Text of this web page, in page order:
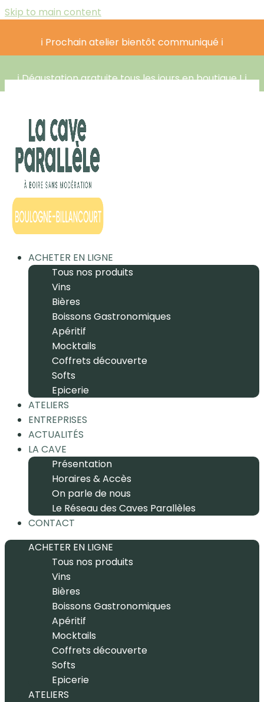
Skip to main content
ℹ️ Prochain atelier bientôt communiqué ℹ️
ℹ️ Dégustation gratuite tous les jours en boutique ! ℹ️
ACHETER EN LIGNE
Tous nos produits
Vins
Bières
Boissons Gastronomiques
Apéritif
Mocktails
Coffrets découverte
Softs
Epicerie
ATELIERS
ENTREPRISES
ACTUALITÉS
LA CAVE
Présentation
Horaires & Accès
On parle de nous
Le Réseau des Caves Parallèles
CONTACT
ACHETER EN LIGNE
Tous nos produits
Vins
Bières
Boissons Gastronomiques
Apéritif
Mocktails
Coffrets découverte
Softs
Epicerie
ATELIERS